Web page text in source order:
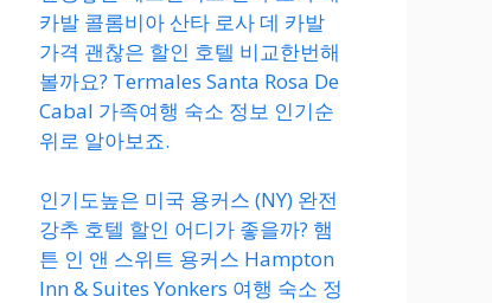
카발 콜롬비아 산타 로사 데 카발
가격 괜찮은 할인 호텔 비교한번해
볼까요? Termales Santa Rosa De
Cabal 가족여행 숙소 정보 인기순
위로 알아보죠.
인기도높은 미국 용커스 (NY) 완전
강추 호텔 할인 어디가 좋을까? 햄
튼 인 앤 스위트 용커스 Hampton
Inn & Suites Yonkers 여행 숙소 정